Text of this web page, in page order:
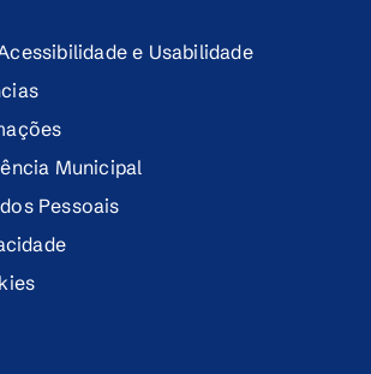
e Usabilidade
Municipal
Pessoais